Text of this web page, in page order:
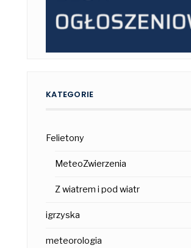
KATEGORIE
Felietony
MeteoZwierzenia
Z wiatrem i pod wiatr
igrzyska
meteorologia